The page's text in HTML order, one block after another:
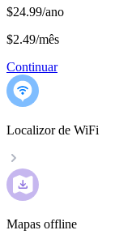
$24.99/ano
$2.49/mês
Continuar
Localizor de WiFi
Mapas offline